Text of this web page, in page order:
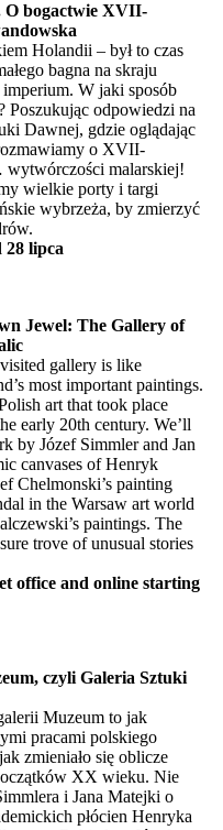
O bogactwie XVII-
Holandii – był to czas
bagna na skraju
W jaki sposób
odpowiedzi na
Dawnej, gdzie oglądając
o XVII-
malarskiej!
wielkie porty i targi
wybrzeża, by zmierzyć
28 lipca
Jewel: The Gallery of
gallery is like
most important paintings.
art that took place
early 20th century. We’ll
by Józef Simmler and Jan
canvases of Henryk
Chelmonski’s painting
in the Warsaw art world
paintings. The
trove of unusual stories
office and online starting
czyli Galeria Sztuki
Muzeum to jak
pracami polskiego
zmieniało się oblicze
XX wieku. Nie
i Jana Matejki o
płócien Henryka